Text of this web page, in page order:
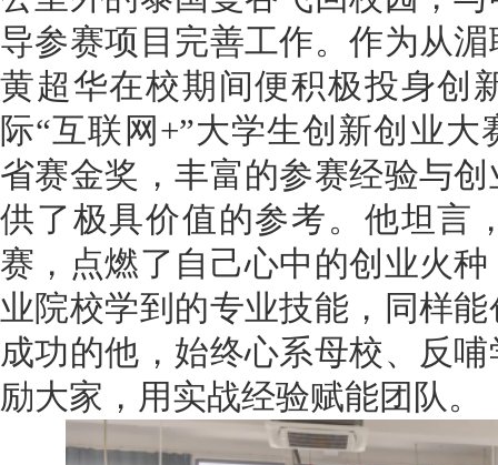
导参赛项目完善工作。作为从
黄超华在校期间便积极投身创
际“互联网+”大学生创新创业
省赛金奖，丰富的参赛经验与
供了极具价值的参考。他坦言
赛，点燃了自己心中的创业火
业院校学到的专业技能，同样
成功的他，始终心系母校、反
励大家，用实战经验赋能团队。